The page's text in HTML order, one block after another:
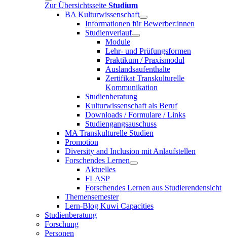
Zur Übersichtsseite Studium
BA Kulturwissenschaft
Informationen für Bewerber:innen
Studienverlauf
Module
Lehr- und Prüfungsformen
Praktikum / Praxismodul
Auslandsaufenthalte
Zertifikat Transkulturelle
Kommunikation
Studienberatung
Kulturwissenschaft als Beruf
Downloads / Formulare / Links
Studiengangsauschuss
MA Transkulturelle Studien
Promotion
Diversity and Inclusion mit Anlaufstellen
Forschendes Lernen
Aktuelles
FLASP
Forschendes Lernen aus Studierendensicht
Themensemester
Lern-Blog Kuwi Capacities
Studienberatung
Forschung
Personen